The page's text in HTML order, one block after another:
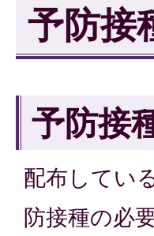
予防接
予防接
配布してい
防接種の必